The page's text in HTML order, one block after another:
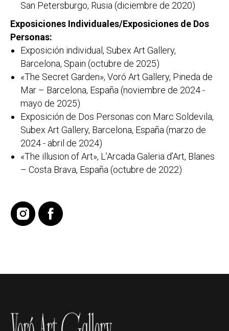
San Petersburgo, Rusia (diciembre de 2020)
Exposiciones Individuales/Exposiciones de Dos
Personas:
Exposición individual, Subex Art Gallery,
Barcelona, Spain (octubre de 2025)
«The Secret Garden», Voró Art Gallery, Pineda de
Mar – Barcelona, España (noviembre de 2024 -
mayo de 2025)
Exposición de Dos Personas con Marc Soldevila,
Subex Art Gallery, Barcelona, España (marzo de
2024 - abril de 2024)
«The illusion of Art», L’Arcada Galeria d’Art, Blanes
– Costa Brava, España (octubre de 2022)